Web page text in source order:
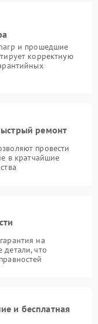
и прошедшие
корректную
ремонт
провести
в кратчайшие
на
что
и бесплатная